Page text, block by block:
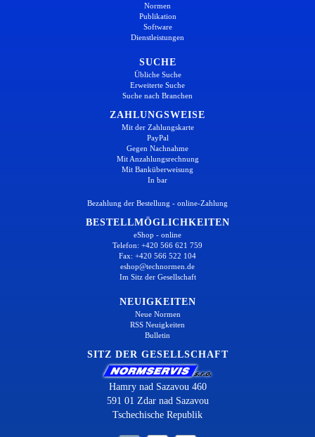
Normen
Publikation
Software
Dienstleistungen
SUCHE
Übliche Suche
Erweiterte Suche
Suche nach Branchen
ZAHLUNGSWEISE
Mit der Zahlungskarte
PayPal
Gegen Nachnahme
Mit Anzahlungsrechnung
Mit Banküberweisung
In bar
Bezahlung der Bestellung - online-Zahlung
BESTELLMÖGLICHKEITEN
eShop - online
Telefon: +420 566 621 759
Fax: +420 566 522 104
eshop@technormen.de
Im Sitz der Gesellschaft
NEUIGKEITEN
Neue Normen
RSS Neuigkeiten
Bulletin
SITZ DER GESELLSCHAFT
Hamry nad Sazavou 460
591 01 Zdar nad Sazavou
Tschechische Republik